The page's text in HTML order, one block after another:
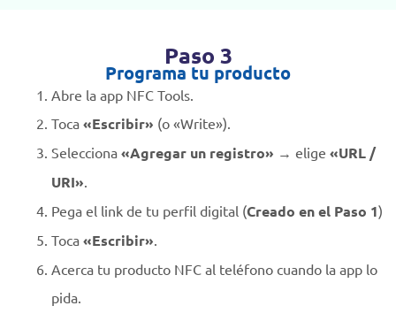
Paso 3
Programa tu producto
Abre la app NFC Tools.
Toca «Escribir» (o «Write»).
Selecciona «Agregar un registro» → elige «URL /
URI».
Pega el link de tu perfil digital (Creado en el Paso 1)
Toca «Escribir».
Acerca tu producto NFC al teléfono cuando la app lo
pida.